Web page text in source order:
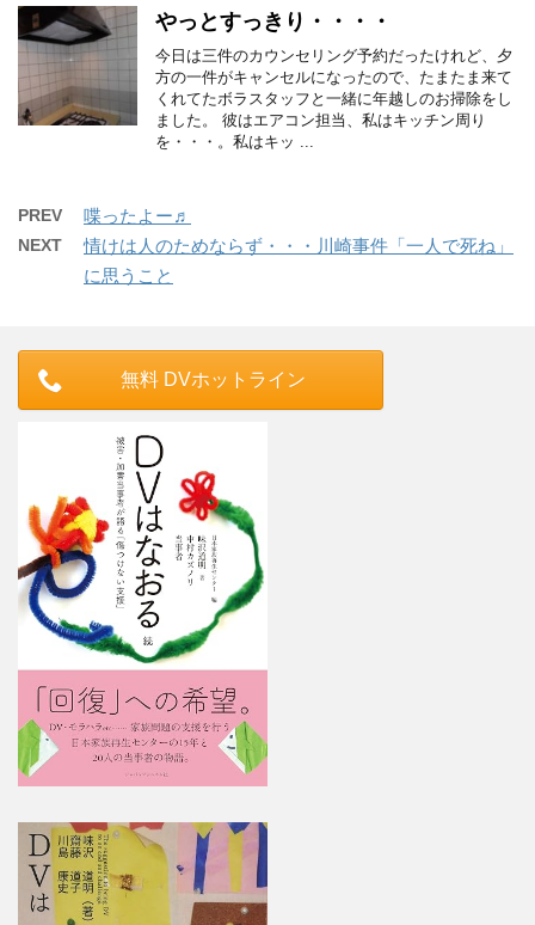
やっとすっきり・・・・
今日は三件のカウンセリング予約だったけれど、夕
方の一件がキャンセルになったので、たまたま来て
くれてたボラスタッフと一緒に年越しのお掃除をし
ました。 彼はエアコン担当、私はキッチン周り
を・・・。私はキッ ...
PREV 喋ったよー♬
NEXT
情けは人のためならず・・・川崎事件「一人で死ね」
に思うこと
無料 DVホットライン